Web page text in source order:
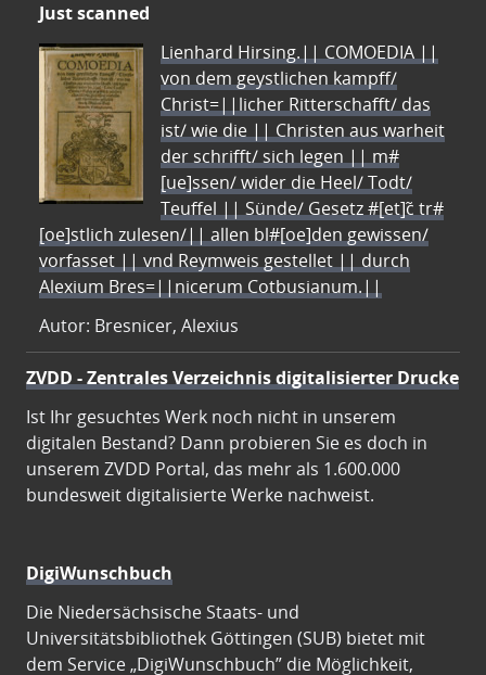
Just scanned
Lienhard Hirsing.|| COMOEDIA ||
von dem geystlichen kampff/
Christ=||licher Ritterschafft/ das
ist/ wie die || Christen aus warheit
der schrifft/ sich legen || m#
[ue]ssen/ wider die Heel/ Todt/
Teuffel || Sünde/ Gesetz #[et]c̃ tr#
[oe]stlich zulesen/|| allen bl#[oe]den gewissen/
vorfasset || vnd Reymweis gestellet || durch
Alexium Bres=||nicerum Cotbusianum.||
Autor: Bresnicer, Alexius
ZVDD - Zentrales Verzeichnis digitalisierter Drucke
Ist Ihr gesuchtes Werk noch nicht in unserem
digitalen Bestand? Dann probieren Sie es doch in
unserem ZVDD Portal, das mehr als 1.600.000
bundesweit digitalisierte Werke nachweist.
DigiWunschbuch
Die Niedersächsische Staats- und
Universitätsbibliothek Göttingen (SUB) bietet mit
dem Service „DigiWunschbuch” die Möglichkeit,